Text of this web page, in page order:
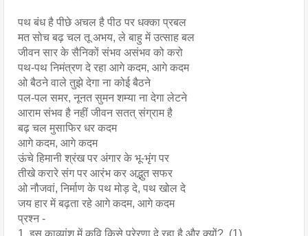
पथ बंध है पीछे अचल है पीठ पर धक्का प्रबल
मत सोच बढ़ चल तू अभय, ले बाहु में उत्साह बल
जीवन सार के सैनिकों संभव असंभव को करो
पथ-पथ निमंत्रण दे रहा आगे कदम, आगे कदम
ओ बैठने वाले तुझे देगा ना कोई बैठने
पल-पल समर, नूनत सुमन शम्या ना देगा लेटने
आराम संभव है नहीं जीवन सतत् संग्राम है
बढ़ चल मुसाफिर धर कदम
आगे कदम, आगे कदम
ऊंचे हिमानी श्रंख पर अंगार के‌ भू-भृंग पर
तीखे करारे संग पर आरंभ कर अद्भुत सफर
ओ नौजवां, निर्माण के पथ मोड़ दे, पथ खोल दे
जय हार में बढ़ता रहे आगे कदम, आगे कदम
प्रश्न -
1. इस काव्यांश में कवि किसे प्रेरणा दे रहा है और क्यों?  (1)